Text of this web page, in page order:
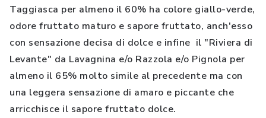
Taggiasca per almeno il 60% ha colore giallo-verde,
odore fruttato maturo e sapore fruttato, anch'esso
con sensazione decisa di dolce e infine il "Riviera di
Levante" da Lavagnina e/o Razzola e/o Pignola per
almeno il 65% molto simile al precedente ma con
una leggera sensazione di amaro e piccante che
arricchisce il sapore fruttato dolce.